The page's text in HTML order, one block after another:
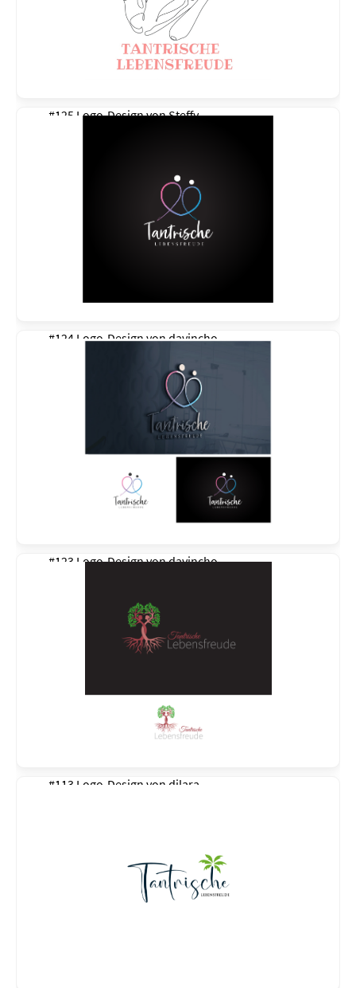
#125 Logo-Design vonSteffy
#124 Logo-Design vondavincho
#123 Logo-Design vondavincho
#113 Logo-Design von dilara